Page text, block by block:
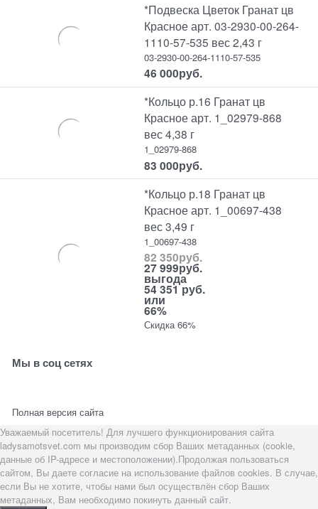
*Подвеска Цветок Гранат цв
Красное арт. 03-2930-00-264-
1110-57-535 вес 2,43 г
03-2930-00-264-1110-57-535
46 000руб.
*Кольцо р.16 Гранат цв
Красное арт. 1_02979-868
вес 4,38 г
1_02979-868
83 000руб.
*Кольцо р.18 Гранат цв
Красное арт. 1_00697-438
вес 3,49 г
1_00697-438
82 350руб.
27 999руб.
выгода
54 351 руб.
или
66%
Скидка 66%
Мы в соц сетях
Полная версия сайта
Уважаемый посетитель! Для лучшего функционирования сайта
ladysamotsvet.com мы производим сбор Ваших метаданных (cookie,
данные об IP-адресе и местоположении).Продолжая пользоваться
сайтом, Вы даете согласие на использование файлов cookies. В случае,
если Вы не хотите, чтобы нами был осуществлён сбор Ваших
метаданных, Вам необходимо покинуть данный сайт.